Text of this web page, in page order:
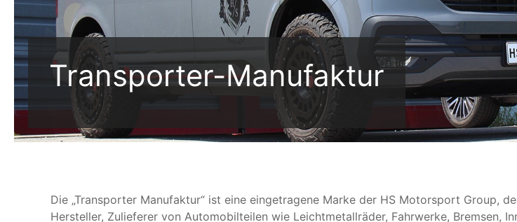
Transporter-Manufaktur
Die „Transporter Manufaktur“ ist eine eingetragene Marke der HS Motorsport Group,
Hersteller, Zulieferer von Automobilteilen wie Leichtmetallräder, Fahrwerke, Bremsen,